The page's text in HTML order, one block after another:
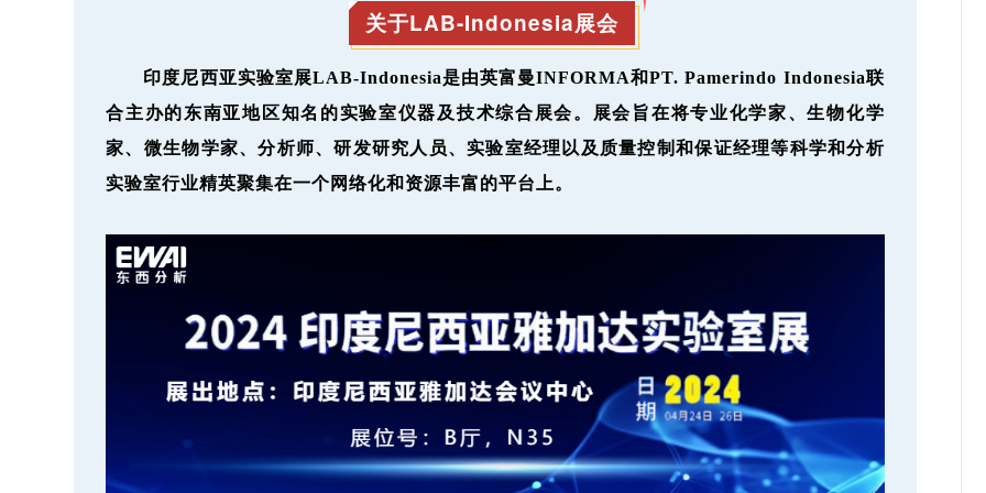
关于LAB-Indonesia展会
印度尼西亚实验室展LAB-Indonesia是由英富曼INFORMA和PT. Pamerindo Indonesia联
合主办的东南亚地区知名的实验室仪器及技术综合展会。展会旨在将专业化学家、生物化学
家、微生物学家、分析师、研发研究人员、实验室经理以及质量控制和保证经理等科学和分析
实验室行业精英聚集在一个网络化和资源丰富的平台上。